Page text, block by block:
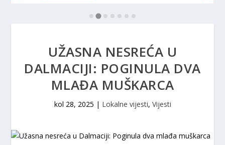
UŽASNA NESREĆA U
DALMACIJI: POGINULA DVA
MLAĐA MUŠKARCA
kol 28, 2025 | Lokalne vijesti, Vijesti